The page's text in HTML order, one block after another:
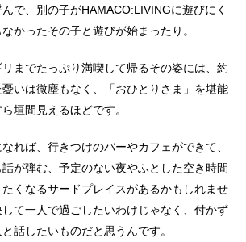
で、別の子がHAMACO:LIVINGに遊びにく
かったその子と遊びが始まったり。
までたっぷり満喫して帰るその姿には、約
いは微塵もなく、「おひとりさま」を堪能
垣間見えるほどです。
れば、行きつけのバーやカフェができて、
が弾む、予定のない夜やふとした空き時間
くなるサードプレイスがあるかもしれませ
て一人で過ごしたいわけじゃなく、付かず
話したいものだと思うんです。